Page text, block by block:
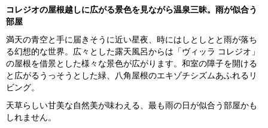
コレジオの屋根越しに広がる景色を見ながら温泉三昧。雨が似合う
部屋
満天の青空と手に届きそうに近い星夜、時にはしとしとと雨が落ち
る幻想的な世界。広々とした露天風呂からは「ヴィッラ コレジオ」
の屋根を借景とした様々な景色が広がります。和室の障子を開ける
と広がるうっそうとした緑、八角屋根のエキゾチシズムあふれるリ
ビング。
天草らしい甘美な自然美が味わえる、最も雨の日が似合う部屋かも
しれません。